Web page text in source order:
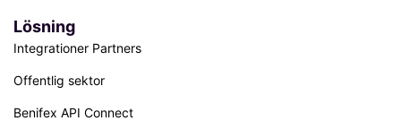
Lösning
Integrationer Partners
Offentlig sektor
Benifex API Connect